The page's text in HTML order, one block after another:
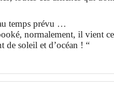
temps prévu …
normalement, il vient
de soleil et d’océan ! “